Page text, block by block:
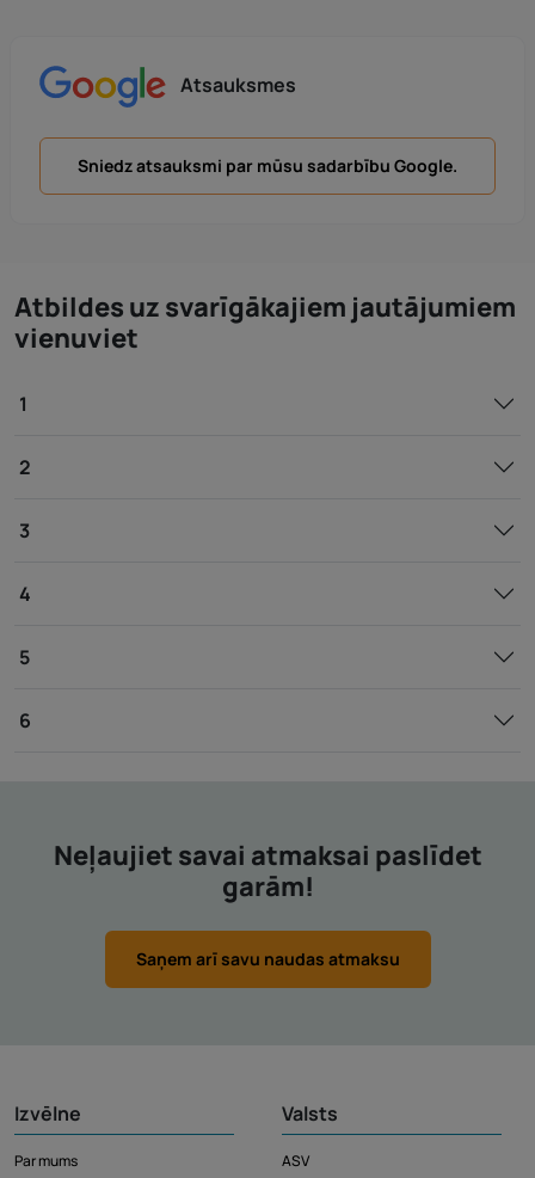
Atsauksmes
Sniedz atsauksmi par mūsu sadarbību Google.
Atbildes uz svarīgākajiem jautājumiem
vienuviet
1
2
3
4
5
6
Neļaujiet savai atmaksai paslīdet
garām!
Saņem arī savu naudas atmaksu
Izvēlne
Par mums
Valsts
ASV